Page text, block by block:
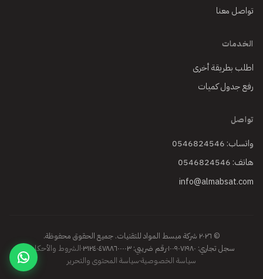
تواصل معنا
الخدمات
اطلب بطريقة أخرى
رفع جدول كميات
تواصل
واتساب: 0546824546
هاتف: 0546824546
info@almabsat.com
© ٢٠٢٦ شركة مبسط المواد للتقنيات. جميع الحقوق محفوظة.
سجل تجاري: ١٠٠٩٠٧١٩٨٠
·رقم ضريبي: ٣١٢٤٠٤٧٨٨٦٠٠٠٠٣ ·الشروط والأحكام·
سياسة الخصوصية·سياسة المحتوى والتحرير